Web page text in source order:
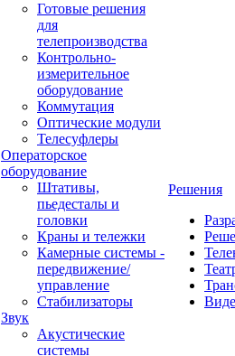
Готовые решения
для
телепроизводства
Контрольно-
измерительное
оборудование
Коммутация
Оптические модули
Телесуфлеры
Операторское
оборудование
Штативы,
пьедесталы и
головки
Краны и тележки
Камерные системы -
передвижение/
управление
Стабилизаторы
Звук
Акустические
системы
Решения